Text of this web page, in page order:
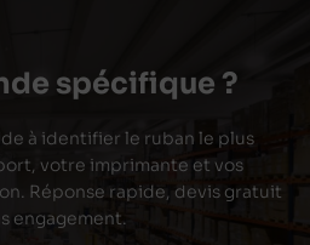
spécifique ?
à identifier le ruban le plus
votre imprimante et vos
Réponse rapide, devis gratuit
engagement.